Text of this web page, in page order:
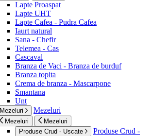
Lapte Proaspat
Lapte UHT
Lapte Cafea - Pudra Cafea
Iaurt natural
Sana - Chefir
Telemea - Cas
Cascaval
Branza de Vaci - Branza de burduf
Branza topita
Crema de branza - Mascarpone
Smantana
Unt
Mezeluri Mezeluri
Mezeluri
Mezeluri
Produse Crud - Uscate
Produse Crud -